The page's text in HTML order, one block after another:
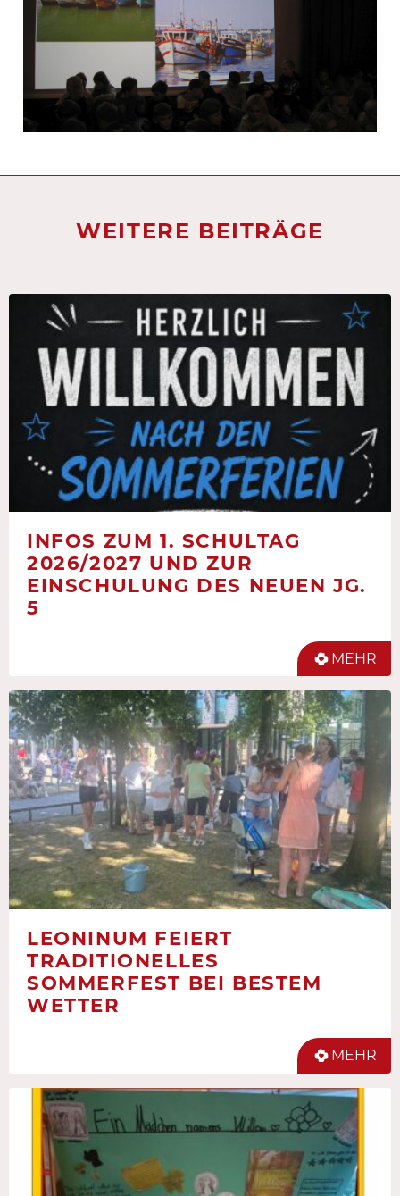
WEITERE BEITRÄGE
INFOS ZUM 1. SCHULTAG
2026/2027 UND ZUR
EINSCHULUNG DES NEUEN JG.
5
MEHR
LEONINUM FEIERT
TRADITIONELLES
SOMMERFEST BEI BESTEM
WETTER
MEHR